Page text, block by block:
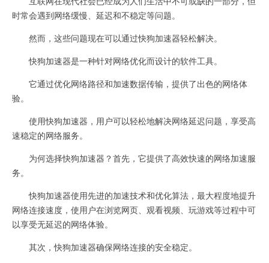
时常会遇到网络缓慢、延迟和不稳定等问题。
然而，这些问题现在可以通过快狗加速器轻松解决。
快狗加速器是一种针对网络优化而设计的软件工具。
它通过优化网络路径和加速数据传输，提供了出色的网络体
验。
使用快狗加速器，用户可以轻松地解决网络延迟问题，享受高
速稳定的网络服务。
为何选择快狗加速器？首先，它提供了高效快速的网络加速服
务。
快狗加速器使用先进的加速技术和优化算法，最大程度地提升
网络连接速度，使用户在浏览网页、观看视频、玩游戏等过程中可
以享受无延迟的网络体验。
其次，快狗加速器确保网络连接的安全稳定。